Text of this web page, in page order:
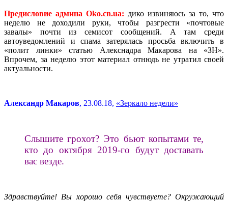
Предисловие админа Oko.cn.ua: дико извиняюсь за то, что
неделю не доходили руки, чтобы разгрести «почтовые
завалы» почти из семисот сообщений. А там среди
автоуведомлений и спама затерялась просьба включить в
«полит линки» статью Алекснадра Макарова на «ЗН».
Впрочем, за неделю этот материал отнюдь не утратил своей
актуальности.
Александр Макаров, 23.08.18, «Зеркало недели»
Слышите грохот? Это бьют копытами те,
кто до октября 2019-го будут доставать
вас везде.
Здравствуйте! Вы хорошо себя чувствуете? Окружающий